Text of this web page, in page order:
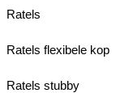
Ratels
Ratels flexibele kop
Ratels stubby